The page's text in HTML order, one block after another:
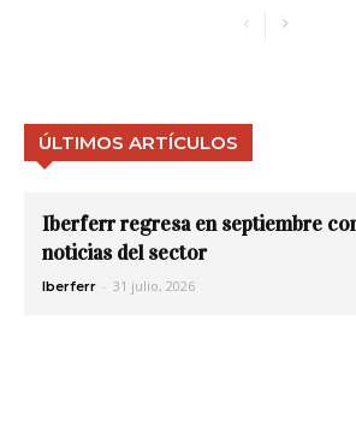
ÚLTIMOS ARTÍCULOS
Iberferr regresa en septiembre
noticias del sector
Iberferr - 31 julio, 2026